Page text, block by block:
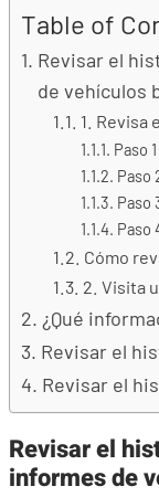
Table of
Revisar el
de vehículos
1. Revisa
Paso 1
Paso
Paso
Paso
Cómo
2. Visita
¿Qué
Revisar el
Revisar el
Revisar el
informes de